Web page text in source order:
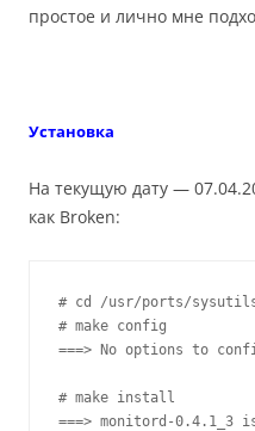
простое и лично мне
Установка
На текущую дату —
как Broken:
# cd /usr/ports/
# make config
===> No options to
# make install
===> monitord-